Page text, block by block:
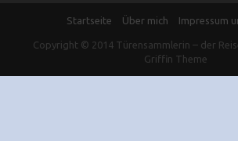
Startseite Über mich Impressum
Copyright © 2014 Türensammlerin – der
Griffin Theme